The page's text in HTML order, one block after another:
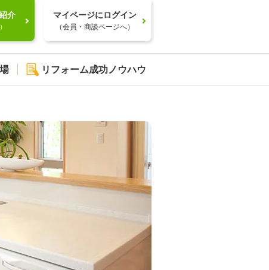
介 マイページにログイン
（会員・商談ページへ）
リフォーム成功ノウハウ